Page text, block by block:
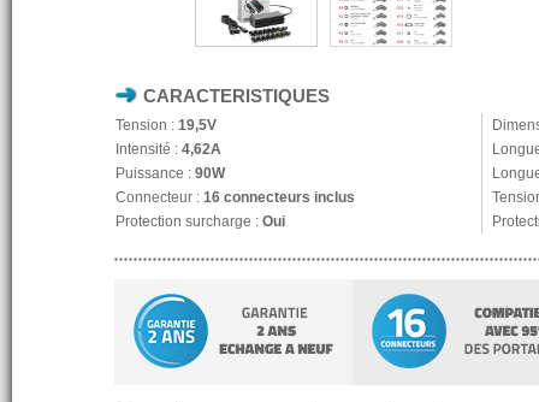
CARACTERISTIQUES
Tension : 19,5V
Intensité : 4,62A
Puissance : 90W
Connecteur : 16 connecteurs inclus
Protection surcharge : Oui